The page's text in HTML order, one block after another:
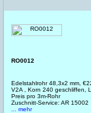
RO0012
Edelstahlrohr 48,3x2 mm,
V2A , Korn 240 geschliffen,
Preis pro 3m-Rohr
Zuschnitt-Service: AR 15002
... mehr